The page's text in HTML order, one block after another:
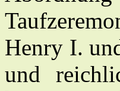
Henry I.
und